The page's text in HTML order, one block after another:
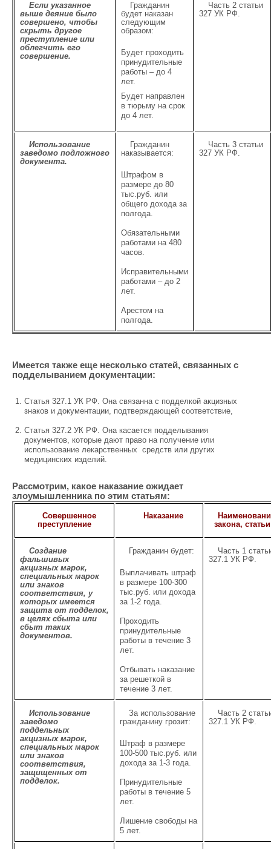
Если указанное
выше деяние было
совершено, чтобы
скрыть другое
преступление или
облегчить его
совершение.
Гражданин
будет наказан
следующим
образом:
Будет проходить
принудительные
работы – до 4
лет.
Будет направлен
в тюрьму на срок
до 4 лет.
Часть 2 статьи
327 УК РФ.
Использование
заведомо подложного
документа.
Гражданин
наказывается:
Штрафом в
размере до 80
тыс.руб. или
общего дохода за
полгода.
Обязательными
работами на 480
часов.
Исправительными
работами – до 2
лет.
Арестом на
полгода.
Часть 3 статьи
327 УК РФ.
Имеется также еще несколько статей, связанных с
подделыванием документации:
Статья 327.1 УК РФ. Она связанна с подделкой акцизных
знаков и документации, подтверждающей соответствие,
Статья 327.2 УК РФ. Она касается подделывания
документов, которые дают право на получение или
использование лекарственных средств или других
медицинских изделий.
Рассмотрим, какое наказание ожидает
злоумышленника по этим статьям:
Совершенное
преступление
Наказание
закона, статьи
Создание
фальшивых
акцизных марок,
специальных марок
или знаков
соответствия, у
которых имеется
защита от подделок,
в целях сбыта или
сбыт таких
документов.
Гражданин будет:
Выплачивать штраф
в размере 100-300
тыс.руб. или дохода
за 1-2 года.
Проходить
принудительные
работы в течение 3
лет.
Отбывать наказание
за решеткой в
течение 3 лет.
Часть 1
327.1 УК РФ.
Использование
заведомо
поддельных
акцизных марок,
специальных марок
или знаков
соответствия,
защищенных от
подделок.
За использование
гражданину грозит:
Штраф в размере
100-500 тыс.руб. или
дохода за 1-3 года.
Принудительные
работы в течение 5
лет.
Лишение свободы на
5 лет.
Часть 2
327.1 УК РФ.